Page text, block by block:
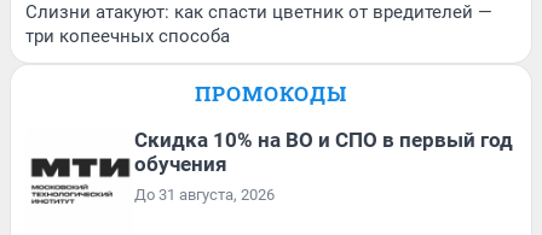
Слизни атакуют: как спасти цветник от вредителей —
три копеечных способа
ПРОМОКОДЫ
Скидка 10% на ВО и СПО в первый год
обучения
До 31 августа, 2026